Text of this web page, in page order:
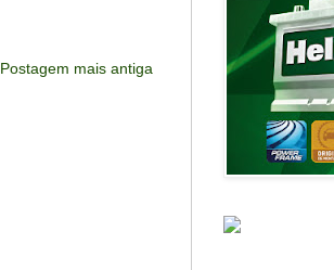
Postagem mais antiga